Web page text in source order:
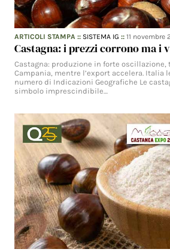
ARTICOLI STAMPA :: SISTEMA IG ::11 novembre
Castagna: i prezzi corrono ma i
Castagna: produzione in forte oscillazione,
Campania, mentre l’export accelera. Italia
numero di Indicazioni Geografiche Le
simbolo imprescindibile…